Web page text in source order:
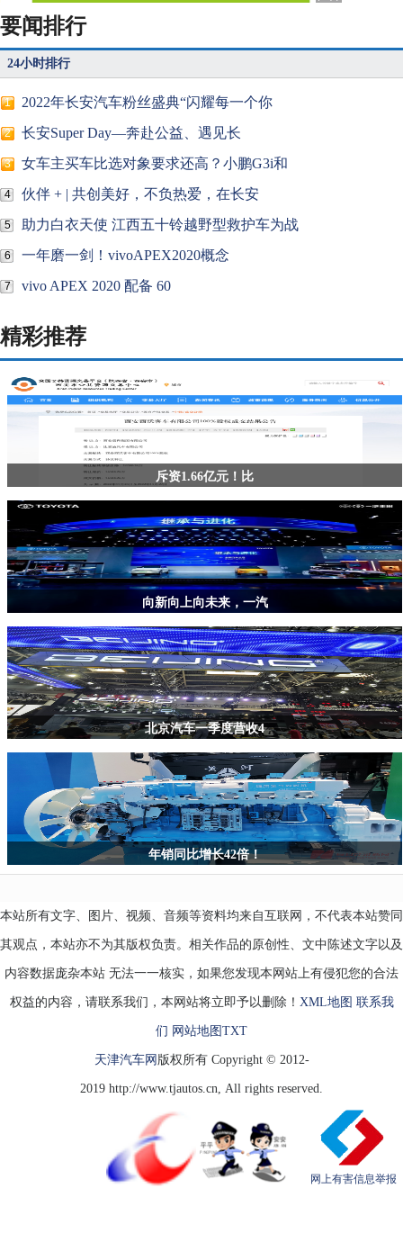
要闻排行
24小时排行
1 2022年长安汽车粉丝盛典“闪耀每一个你
2 长安Super Day—奔赴公益、遇见长
3 女车主买车比选对象要求还高？小鹏G3i和
4 伙伴 + | 共创美好，不负热爱，在长安
5 助力白衣天使 江西五十铃越野型救护车为战
6 一年磨一剑！vivoAPEX2020概念
7 vivo APEX 2020 配备 60
精彩推荐
斥资1.66亿元！比
向新向上向未来，一汽
北京汽车一季度营收4
年销同比增长42倍！
本站所有文字、图片、视频、音频等资料均来自互联网，不代表本站赞同
其观点，本站亦不为其版权负责。相关作品的原创性、文中陈述文字以及
内容数据庞杂本站 无法一一核实，如果您发现本网站上有侵犯您的合法
权益的内容，请联系我们，本网站将立即予以删除！ XML地图 联系我
们 网站地图 TXT
天津汽车网 版权所有 Copyright © 2012-
2019 http://www.tjautos.cn, All rights reserved.
网上有害信息举报